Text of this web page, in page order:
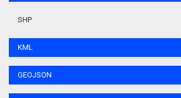
SHP
KML
GEOJSON